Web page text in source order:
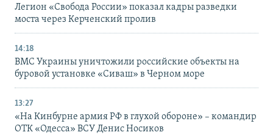
Легион «Свобода России» показал кадры разведки
моста через Керченский пролив
14:18
ВМС Украины уничтожили российские объекты на
буровой установке «Сиваш» в Черном море
13:27
«На Кинбурне армия РФ в глухой обороне» – командир
ОТК «Одесса» ВСУ Денис Носиков